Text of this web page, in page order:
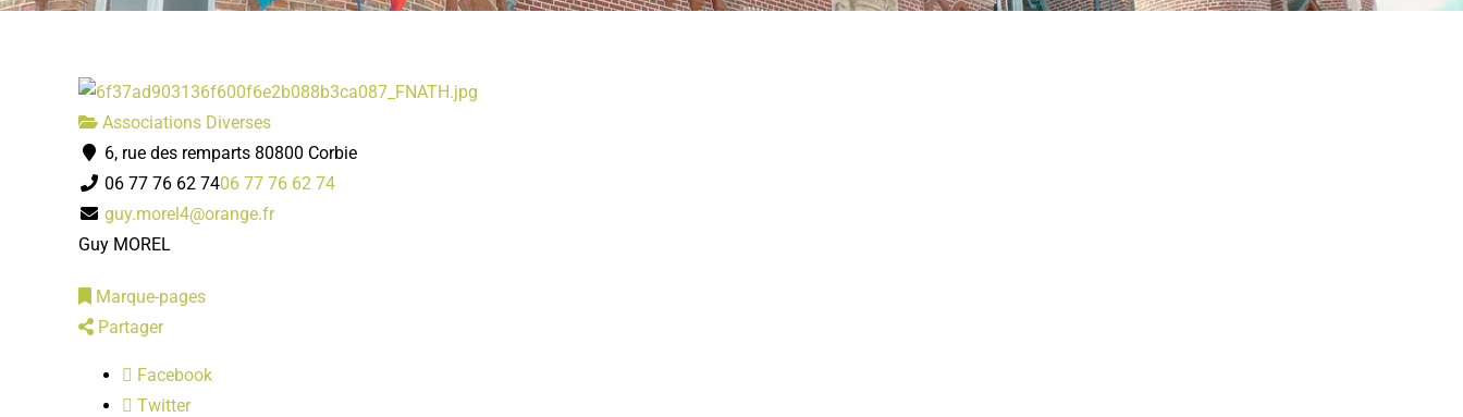
Associations Diverses
6, rue des remparts 80800 Corbie
06 77 76 62 7406 77 76 62 74
guy.morel4@orange.fr
Guy MOREL
Marque-pages
Partager
Facebook
Twitter